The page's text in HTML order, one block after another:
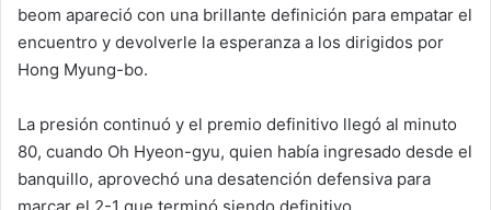
beom apareció con una brillante definición para empatar el
encuentro y devolverle la esperanza a los dirigidos por
Hong Myung-bo.
La presión continuó y el premio definitivo llegó al minuto
80, cuando Oh Hyeon-gyu, quien había ingresado desde el
banquillo, aprovechó una desatención defensiva para